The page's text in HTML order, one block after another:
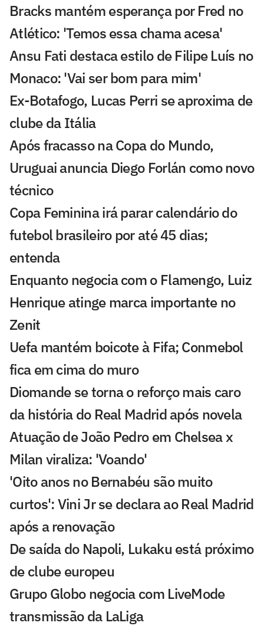
Bracks mantém esperança por Fred no
Atlético: 'Temos essa chama acesa'
Ansu Fati destaca estilo de Filipe Luís no
Monaco: 'Vai ser bom para mim'
Ex-Botafogo, Lucas Perri se aproxima de
clube da Itália
Após fracasso na Copa do Mundo,
Uruguai anuncia Diego Forlán como novo
técnico
Copa Feminina irá parar calendário do
futebol brasileiro por até 45 dias;
entenda
Enquanto negocia com o Flamengo, Luiz
Henrique atinge marca importante no
Zenit
Uefa mantém boicote à Fifa; Conmebol
fica em cima do muro
Diomande se torna o reforço mais caro
da história do Real Madrid após novela
Atuação de João Pedro em Chelsea x
Milan viraliza: 'Voando'
'Oito anos no Bernabéu são muito
curtos': Vini Jr se declara ao Real Madrid
após a renovação
De saída do Napoli, Lukaku está próximo
de clube europeu
Grupo Globo negocia com LiveMode
transmissão da LaLiga